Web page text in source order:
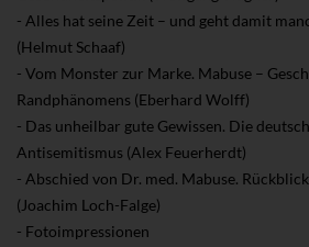
- Alles hat seine Zeit – und geht damit
(Helmut Schaaf)
- Vom Monster zur Marke. Mabuse –
Randphänomens (Eberhard Wolff)
- Das unheilbar gute Gewissen. Die
Antisemitismus (Alex Feuerherdt)
- Abschied von Dr. med. Mabuse.
(Joachim Loch-Falge)
- Fotoimpressionen